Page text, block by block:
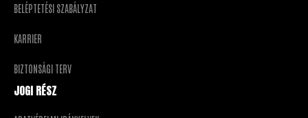
BELÉPTETÉSI SZABÁLYZAT
KARRIER
BIZTONSÁGI TERV
JOGI RÉSZ